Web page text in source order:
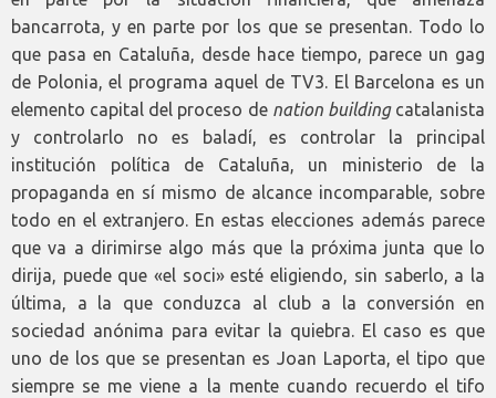
bancarrota, y en parte por los que se presentan. Todo lo
que pasa en Cataluña, desde hace tiempo, parece un gag
de Polonia, el programa aquel de TV3. El Barcelona es un
elemento capital del proceso de nation buildingcatalanista
y controlarlo no es baladí, es controlar la principal
institución política de Cataluña, un ministerio de la
propaganda en sí mismo de alcance incomparable, sobre
todo en el extranjero. En estas elecciones además parece
que va a dirimirse algo más que la próxima junta que lo
dirija, puede que «el soci» esté eligiendo, sin saberlo, a la
última, a la que conduzca al club a la conversión en
sociedad anónima para evitar la quiebra. El caso es que
uno de los que se presentan es Joan Laporta, el tipo que
siempre se me viene a la mente cuando recuerdo el tifo